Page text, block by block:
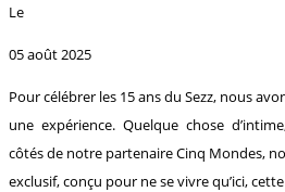
Le
05 août 2025
Pour célébrer les 15 ans du Sezz, nous
une expérience. Quelque chose
côtés de notre partenaire Cinq Mondes,
exclusif, conçu pour ne se vivre qu’ici,